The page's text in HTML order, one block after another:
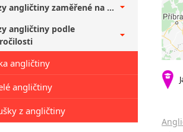
angličtiny zaměřené na ...
angličtiny podle
angličtiny
angličtiny
z angličtiny